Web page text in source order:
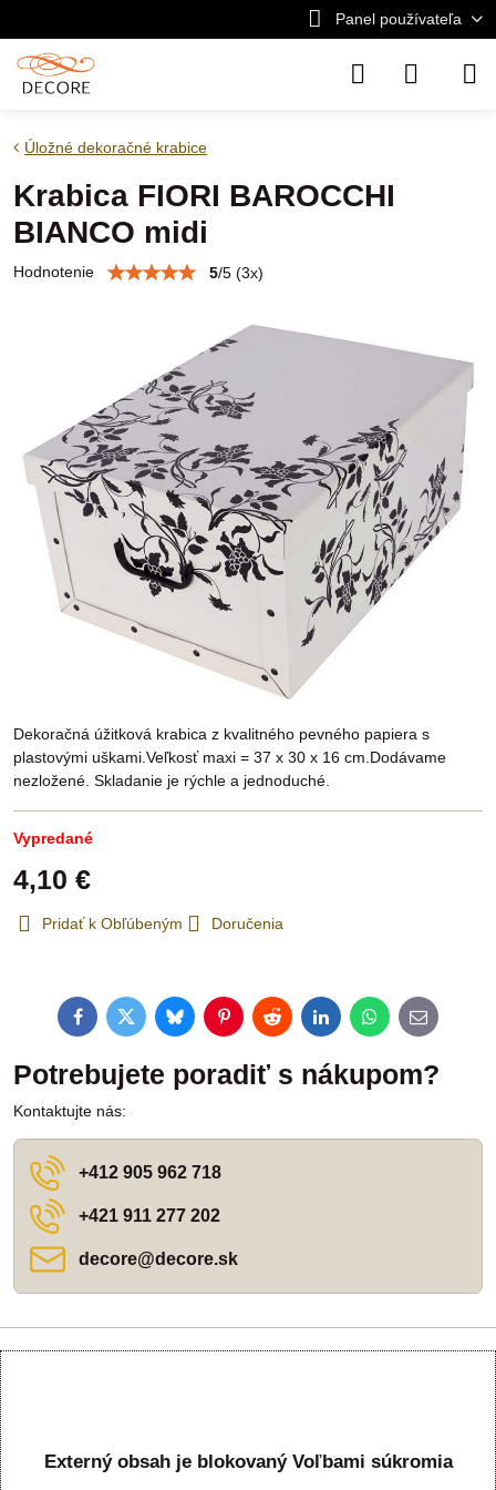
Panel používateľa
Úložné dekoračné krabice
Krabica FIORI BAROCCHI
BIANCO midi
Hodnotenie 5/5 (3x)
Dekoračná úžitková krabica z kvalitného pevného papiera s
plastovými uškami.Veľkosť maxi = 37 x 30 x 16 cm.Dodávame
nezložené. Skladanie je rýchle a jednoduché.
Vypredané
4,10 €
Pridať k Obľúbeným Doručenia
FacebookTwitterBlueskyPinterestRedditLinkedInWhatsApp
E-
mail
Potrebujete poradiť s nákupom?
Kontaktujte nás:
+412 905 962 718
+421 911 277 202
decore​@decore​.sk
Externý obsah je blokovaný Voľbami súkromia